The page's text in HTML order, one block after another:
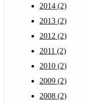
2014 (2)
2013 (2)
2012 (2)
2011 (2)
2010 (2)
2009 (2)
2008 (2)